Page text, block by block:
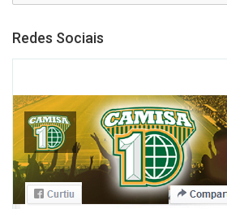
Redes Sociais